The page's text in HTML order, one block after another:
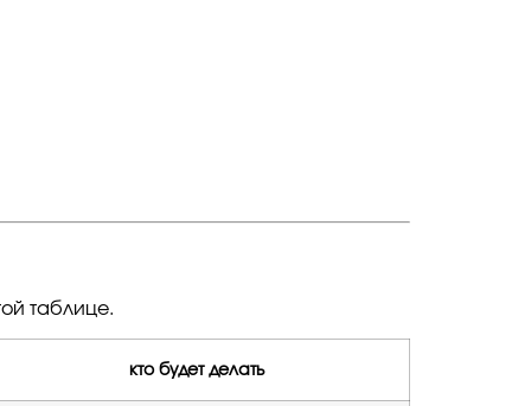
таблице.
кто будет делать